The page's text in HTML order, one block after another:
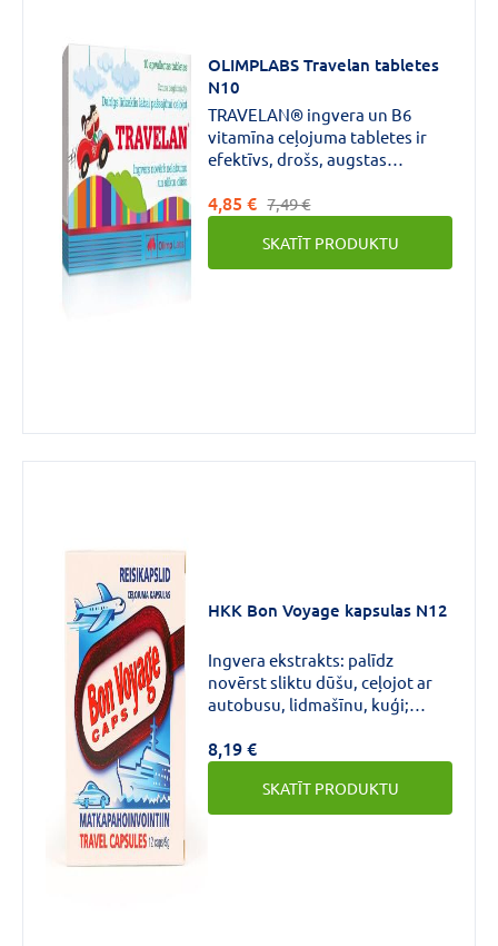
OLIMPLABS Travelan tabletes
N10
TRAVELAN® ingvera un B6
vitamīna ceļojuma tabletes ir
efektīvs, drošs, augstas
palīdzēs saglabāt ceļojuma
prieku un uzturēt labu
pašsajūtu ceļojot; piemērots
gan bērniem, gan
4,85 € 7,49 €
SKATĪT PRODUKTU
HKK Bon Voyage kapsulas N12
Ingvera ekstrakts: palīdz
novērst sliktu dūšu, ceļojot ar
autobusu, lidmašīnu, kuģi;
pārēšanās.
8,19 €
SKATĪT PRODUKTU